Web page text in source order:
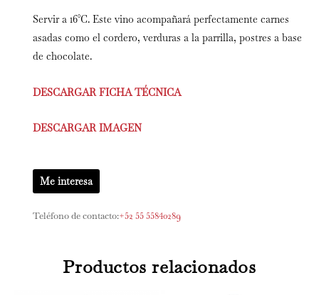
Servir a 16°C. Este vino acompañará perfectamente carnes
asadas como el cordero, verduras a la parrilla, postres a base
de chocolate.
DESCARGAR FICHA TÉCNICA
DESCARGAR IMAGEN
Me interesa
Teléfono de contacto:+52 55 55840289
Productos relacionados